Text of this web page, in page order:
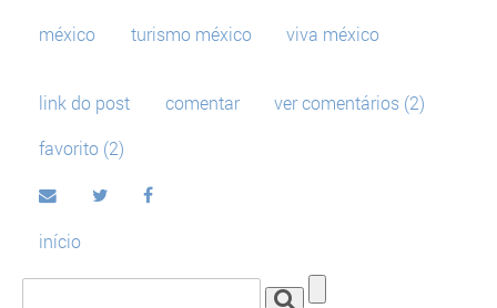
méxico turismo méxico viva méxico
link do post comentar ver comentários (2)
favorito (2)
início